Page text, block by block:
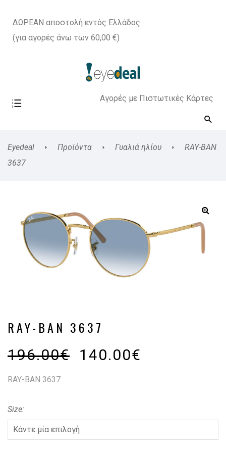
ΔΩΡΕΑΝ αποστολή εντός Ελλάδος
(για αγορές άνω των 60,00 €)
Αγορές με Πιστωτικές Κάρτες
Eyedeal Προϊόντα Γυαλιά ηλίου
RAY-BAN
3637
RAY-BAN 3637
196.00€ 140.00€
RAY-BAN 3637
Size